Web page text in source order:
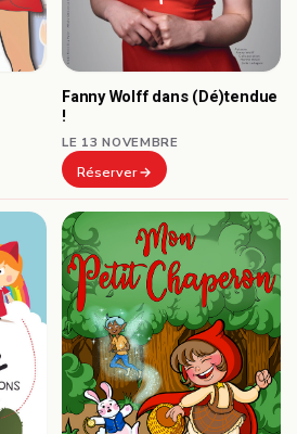
Fanny Wolff dans (Dé)tendue
!
LE 13 NOVEMBRE
Réserver